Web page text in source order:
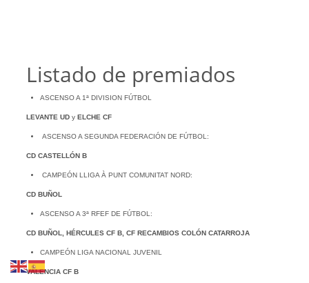
Listado de premiados
ASCENSO A 1ª DIVISION FÚTBOL
LEVANTE UDy ELCHE CF
ASCENSO A SEGUNDA FEDERACIÓN DE FÚTBOL:
CD CASTELLÓN B
CAMPEÓN LLIGA À PUNT COMUNITAT NORD:
CD BUÑOL
ASCENSO A 3ª RFEF DE FÚTBOL:
CD BUÑOL, HÉRCULES CF B, CF RECAMBIOS COLÓN CATARROJA
CAMPEÓN LIGA NACIONAL JUVENIL
VALENCIA CF B